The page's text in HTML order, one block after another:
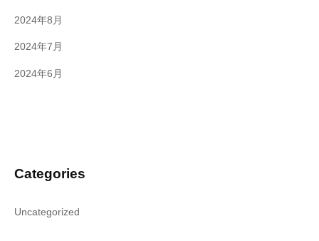
2024年8月
2024年7月
2024年6月
Categories
Uncategorized